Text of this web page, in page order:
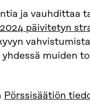
ja vauhdittaa
päivitetyn
muiden
Pörssisäätiön